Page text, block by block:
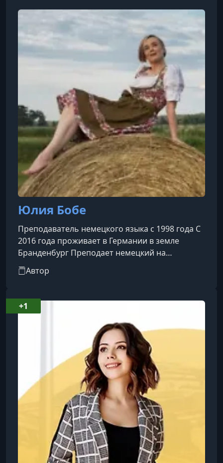
Юлия Бобе
Преподаватель немецкого языка с 1998 года С
2016 года проживает в Германии в земле
Бранденбург Преподает немецкий на
интеграционных курсах Основатель проекта
Deutsch mit Julia Bobe Автор онлайн-курсов
Семейные чтения Замужем, 2 детей Увлечения
Детективы, путешествия, фотография.
Автор
+1